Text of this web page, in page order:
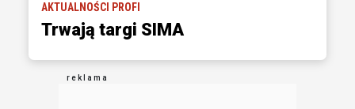
AKTUALNOŚCI PROFI
Trwają targi SIMA